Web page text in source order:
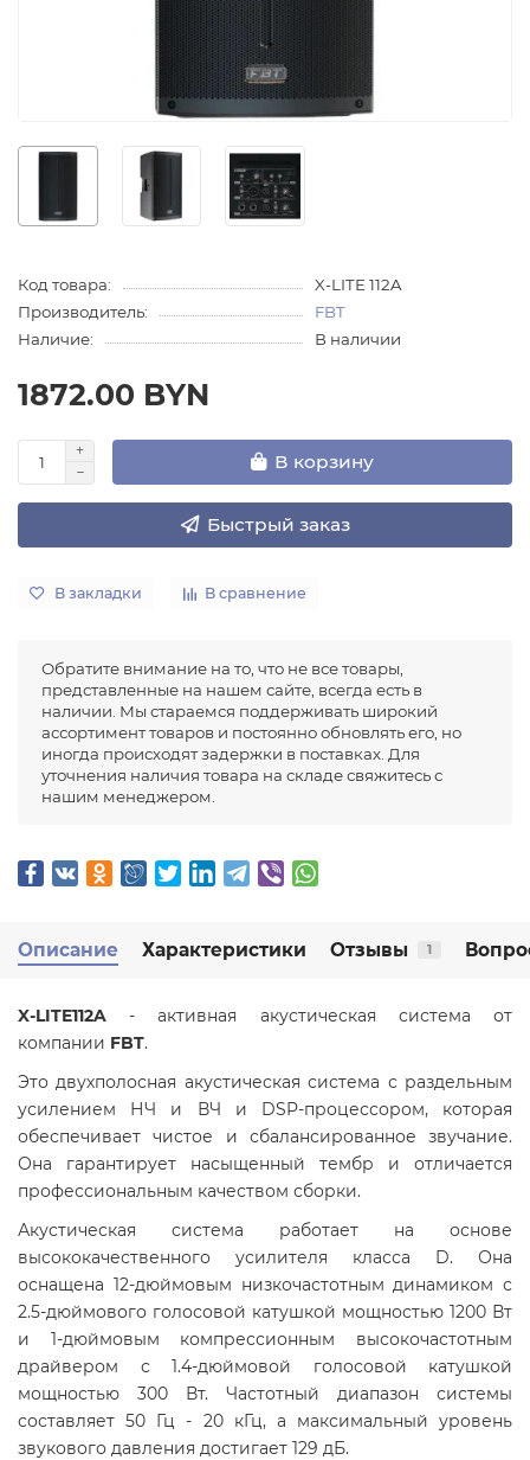
Код товара:
X-LITE 112A
Производитель:
FBT
Наличие:
В наличии
1872.00 BYN
В корзину
Быстрый заказ
В закладки В сравнение
Обратите внимание на то, что не все товары,
представленные на нашем сайте, всегда есть в
наличии. Мы стараемся поддерживать широкий
ассортимент товаров и постоянно обновлять его, но
иногда происходят задержки в поставках. Для
уточнения наличия товара на складе свяжитесь с
нашим менеджером.
Описание Характеристики Отзывы 1
X-LITE112A - активная акустическая система от
компании FBT.
Это двухполосная акустическая система с раздельным
усилением НЧ и ВЧ и DSP-процессором, которая
обеспечивает чистое и сбалансированное звучание.
Она гарантирует насыщенный тембр и отличается
профессиональным качеством сборки.
Акустическая система работает на основе
высококачественного усилителя класса D. Она
оснащена 12-дюймовым низкочастотным динамиком с
2.5-дюймового голосовой катушкой мощностью 1200 Вт
и 1-дюймовым компрессионным высокочастотным
драйвером с 1.4-дюймовой голосовой катушкой
мощностью 300 Вт. Частотный диапазон системы
составляет 50 Гц - 20 кГц, а максимальный уровень
звукового давления достигает 129 дБ.